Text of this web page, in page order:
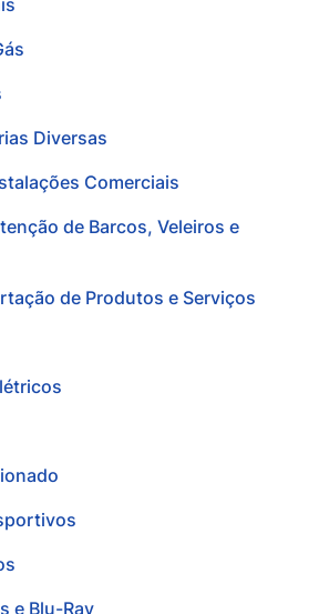
Diversas
Comerciais
de Barcos, Veleiros e
de Produtos e Serviços
e Blu-Ray